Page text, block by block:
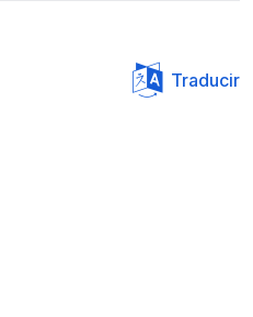
Traducir